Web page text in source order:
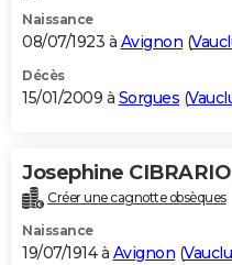
Naissance
08/07/1923 à Avignon (
Décès
15/01/2009 à Sorgues (
Josephine CIBRARIO
Créer une cagnotte obsèques
Naissance
19/07/1914 à Avignon (